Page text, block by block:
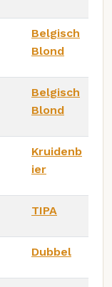
Belgisch
Blond
Belgisch
Blond
Kruidenb
ier
TIPA
Dubbel